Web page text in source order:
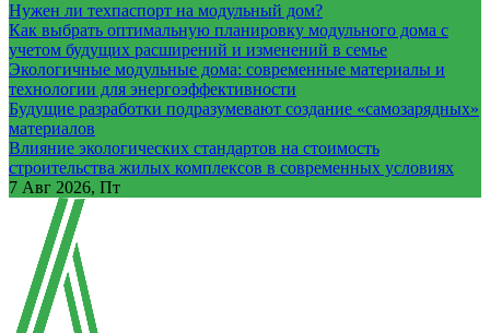
Нужен ли техпаспорт на модульный дом?
Как выбрать оптимальную планировку модульного дома с
учетом будущих расширений и изменений в семье
Экологичные модульные дома: современные материалы и
технологии для энергоэффективности
Будущие разработки подразумевают создание «самозарядных»
материалов
Влияние экологических стандартов на стоимость
строительства жилых комплексов в современных условиях
7 Авг 2026, Пт